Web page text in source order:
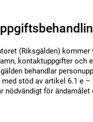
(Riksgälden) kommer
kontaktuppgifter och
behandlar
med stöd av artikel 6.1 e
nödvändigt för ändamålet